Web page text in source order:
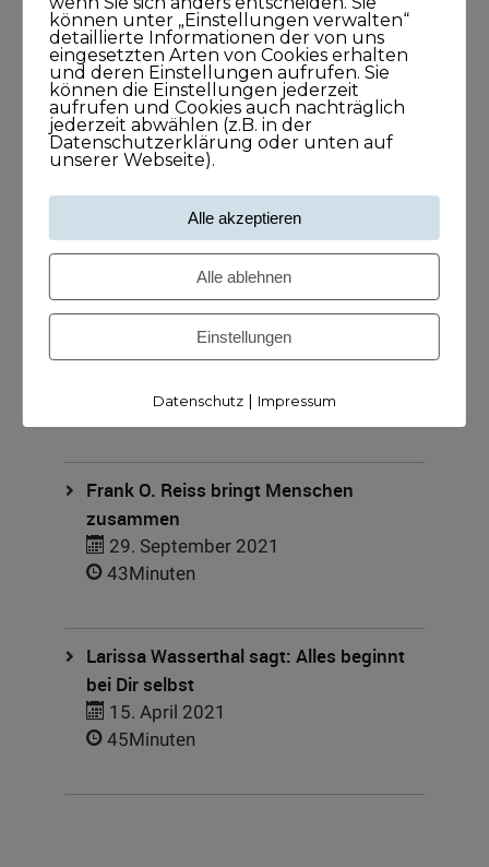
Meine Podcasts
Andreas Dämon ist der Geburtshelfer
für Lösungen
1Stunde1Minuten
Frank O. Reiss bringt Menschen
zusammen
29. September 2021
43Minuten
Larissa Wasserthal sagt: Alles beginnt
bei Dir selbst
15. April 2021
45Minuten
können unter „Einstellungen verwalten“
detaillierte Informationen der von uns
eingesetzten Arten von Cookies erhalten
und deren Einstellungen aufrufen. Sie
können die Einstellungen jederzeit
aufrufen und Cookies auch nachträglich
jederzeit abwählen (z.B. in der
Datenschutzerklärung oder unten auf
unserer Webseite).
Alle akzeptieren
Alle ablehnen
Einstellungen
Datenschutz| Impressum